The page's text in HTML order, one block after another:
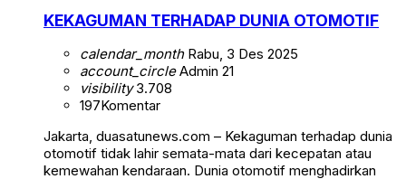
KEKAGUMAN TERHADAP DUNIA OTOMOTIF
calendar_monthRabu, 3 Des 2025
account_circleAdmin 21
visibility3.708
197Komentar
Jakarta, duasatunews.com – Kekaguman terhadap dunia
otomotif tidak lahir semata-mata dari kecepatan atau
kemewahan kendaraan. Dunia otomotif menghadirkan